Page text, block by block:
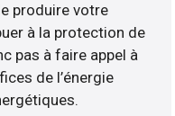
produire votre
à la protection de
pas à faire appel à
de l’énergie